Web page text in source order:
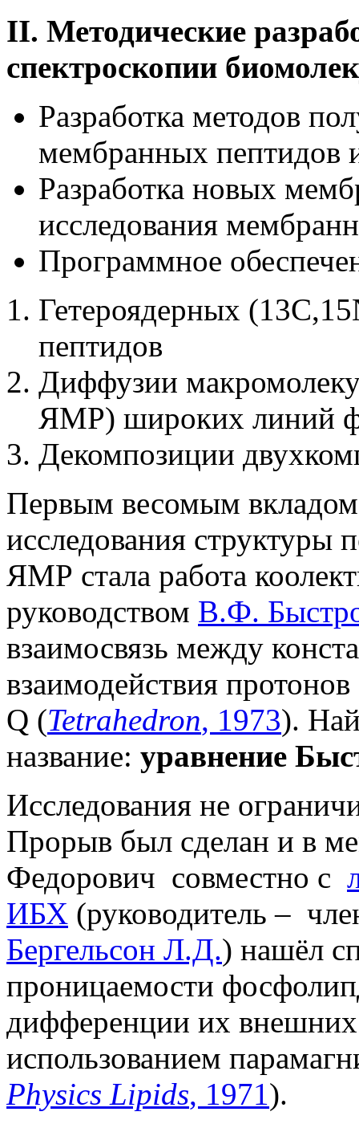
II. Методические
спектроскопии
Разработка методов
мембранных пептидов
Разработка новых
исследования
Программное
Гетероядерных
пептидов
Диффузии
ЯМР) широких линий
Декомпозиции
Первым весомым
исследования структуры
ЯМР стала работа
руководством В.Ф.
взаимосвязь между
взаимодействия
Q (Tetrahedron, 1973).
название: уравнение
Исследования не
Прорыв был сделан и в
Федорович совместно с
ИБХ (руководитель –
Бергельсон Л.Д.) нашёл
проницаемости
дифференции их внешних
использованием
Physics Lipids, 1971).